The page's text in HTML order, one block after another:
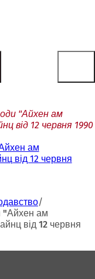
"Айхен ам
від 12 червня 1990
ам
від 12 червня
"Айхен ам
від 12 червня